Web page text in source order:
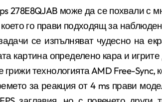
278E8QJAB може да се похвали с
го прави подходящ за
се изпълняват чудесно на
картина определено кара и игрите
грижи технологиятаAMD Free-Sync,
за реакция от 4 ms прави